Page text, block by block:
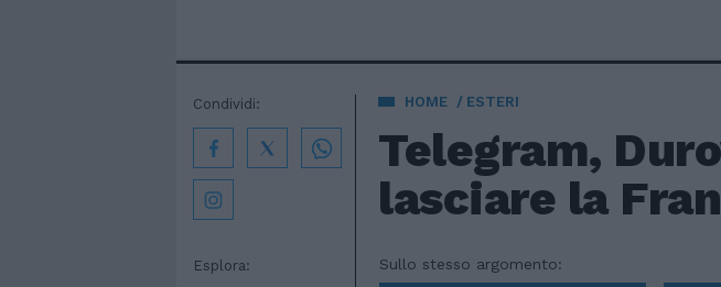
HOME ESTERI
Telegram,
lasciare la
Esplora:
Condividi:
Sullo stesso argomento: